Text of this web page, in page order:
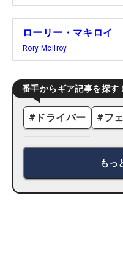
ローリー・マキロイ
Rory Mcilroy
番手からギア記事を探す
# ドライバー #フ
もっ